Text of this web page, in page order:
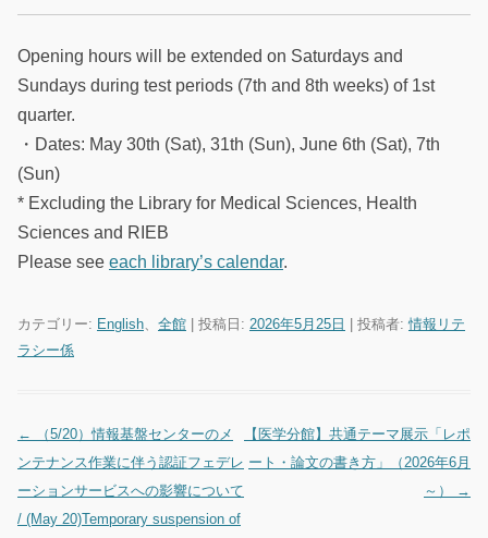
Opening hours will be extended on Saturdays and
Sundays during test periods (7th and 8th weeks) of 1st
quarter.
・Dates: May 30th (Sat), 31th (Sun), June 6th (Sat), 7th
(Sun)
* Excluding the Library for Medical Sciences, Health
Sciences and RIEB
Please see each library’s calendar.
カテゴリー: English、 全館 | 投稿日: 2026年5月25日 投稿者:情報リテ
ラシー係
投稿ナビゲーション
←
（5/20）情報基盤センターのメ
ンテナンス作業に伴う認証フェデレ
ーションサービスへの影響について
/ (May 20)Temporary suspension of
【医学分館】共通テーマ展示「レポ
ート・論文の書き方」（2026年6月
～）
→